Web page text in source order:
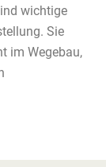
wichtige
Sie
im Wegebau,